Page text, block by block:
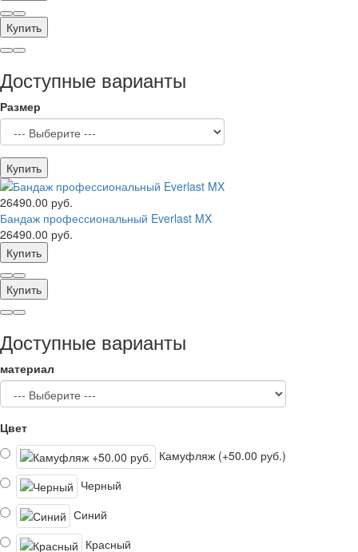
Купить
Доступные варианты
Размер
Купить
26490.00 руб.
Бандаж профессиональный Everlast MX
26490.00 руб.
Купить
Купить
Доступные варианты
материал
Цвет
Камуфляж (+50.00 руб.)
Черный
Синий
Красный